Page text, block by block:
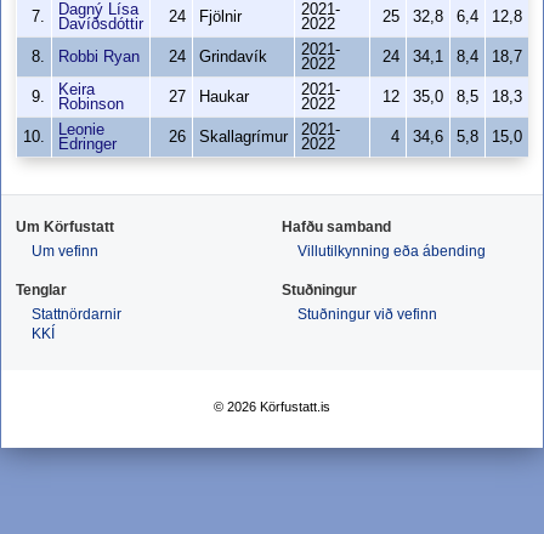
7.
Dagný Lísa
Davíðsdóttir
24 Fjölnir
2021-
2022
25 32,8 6,4 12,8
8. Robbi Ryan 24 Grindavík
2021-
2022
24 34,1 8,4 18,7
9.
Keira
Robinson
27 Haukar
2021-
2022
12 35,0 8,5 18,3
10.
Leonie
Edringer
26 Skallagrímur
2021-
2022
4 34,6 5,8 15,0
Um Körfustatt
Um vefinn
Hafðu samband
Villutilkynning eða ábending
Tenglar
Stattnördarnir
KKÍ
Stuðningur
Stuðningur við vefinn
© 2026 Körfustatt.is